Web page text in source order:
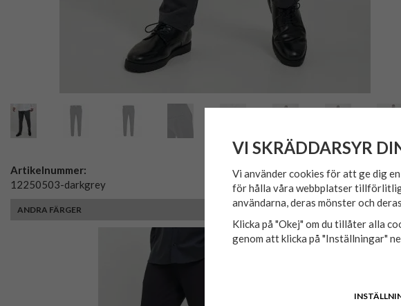
Artikelnummer:
12250503-darkgrey
ANDRA FÄRGER
VI SKRÄDDARSYR
Vi använder cookies för att ge dig
för hålla våra webbplatser
användarna, deras mönster och
Klicka på "Okej" om du tillåter alla
genom att klicka på "Inställningar"